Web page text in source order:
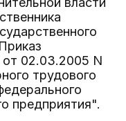
02.03.2005 N
трудового
предприятия".